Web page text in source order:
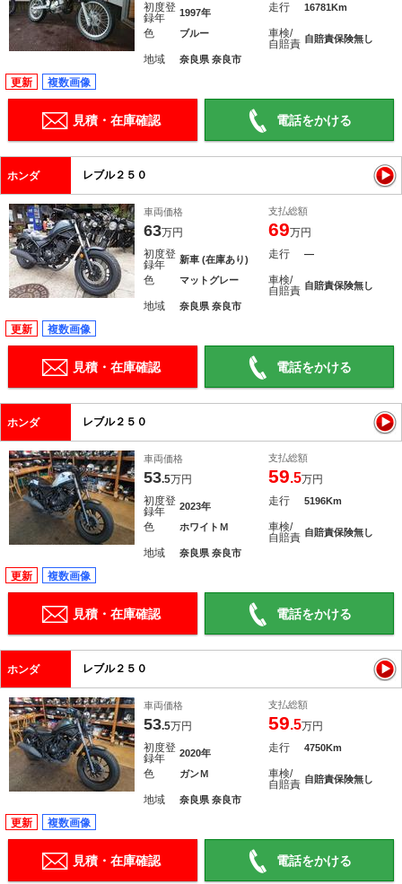
初度登
録年
1997年 走行 16781Km
色 ブルー
車検/
自賠責 自賠責保険無し
地域 奈良県 奈良市
更新 複数画像
見積・在庫確認 電話をかける
ホンダ レブル２５０
車両価格
63万円
支払総額
69万円
初度登
録年
新車 (在庫あり) 走行 ―
色 マットグレー
車検/
自賠責 自賠責保険無し
地域 奈良県 奈良市
更新 複数画像
見積・在庫確認 電話をかける
ホンダ レブル２５０
車両価格
53.5万円
支払総額
59.5万円
初度登
録年
2023年 走行 5196Km
色 ホワイトＭ
車検/
自賠責 自賠責保険無し
地域 奈良県 奈良市
更新 複数画像
見積・在庫確認 電話をかける
ホンダ レブル２５０
車両価格
53.5万円
支払総額
59.5万円
初度登
録年
2020年 走行 4750Km
色 ガンＭ
車検/
自賠責 自賠責保険無し
地域 奈良県 奈良市
更新 複数画像
見積・在庫確認 電話をかける